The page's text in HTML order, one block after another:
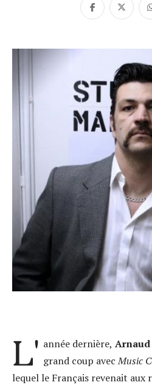
L' année dernière,
grand coup avecMusic
lequel le Français revenait aux